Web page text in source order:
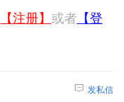
【注册】 或者 【登
发私信